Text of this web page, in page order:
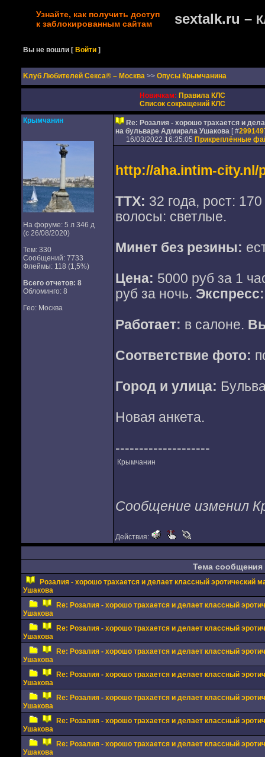
Узнайте, как получить доступ
к заблокированным сайтам
sextalk.ru –
Вы не вошли [Войти ]
Kлуб Любителей Секса® – Москва >> Опусы Крымчанина
Новичкам: Правила КЛС
Список сокращений КЛС
Крымчанин
На форуме: 5 л 346 д
(с 26/08/2020)
Тем: 330
Сообщений: 7733
Флеймы: 118 (1,5%)
Всего отчетов: 8
Обломинго: 8
Гео: Москва
Re: Розалия - хорошо трахается и
на бульваре Адмирала Ушакова [ #
16/03/2022 16:35:05 Прикреплённые
http://aha.intim-city.nl/
ТТХ: 32 года, рост:
волосы: светлые.
Минет без резины:
Цена: 5000 руб за 1
руб за ночь. Экспресс:
Работает: в салоне.
Соответствие фото:
Город и улица:
Новая анкета.
--------------------
Крымчанин
Сообщение изменил
Действия:
Тема сообщения
Розалия - хорошо трахается и делает классный эротический
Ушакова
Re: Розалия - хорошо трахается и делает классный
Ушакова
Re: Розалия - хорошо трахается и делает классный
Ушакова
Re: Розалия - хорошо трахается и делает классный
Ушакова
Re: Розалия - хорошо трахается и делает классный
Ушакова
Re: Розалия - хорошо трахается и делает классный
Ушакова
Re: Розалия - хорошо трахается и делает классный
Ушакова
Re: Розалия - хорошо трахается и делает классный
Ушакова